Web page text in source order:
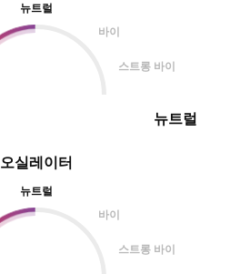
오실레이터
뉴트럴
바이
스트롱 바이
뉴트럴
바이
스트롱 바이
뉴트럴